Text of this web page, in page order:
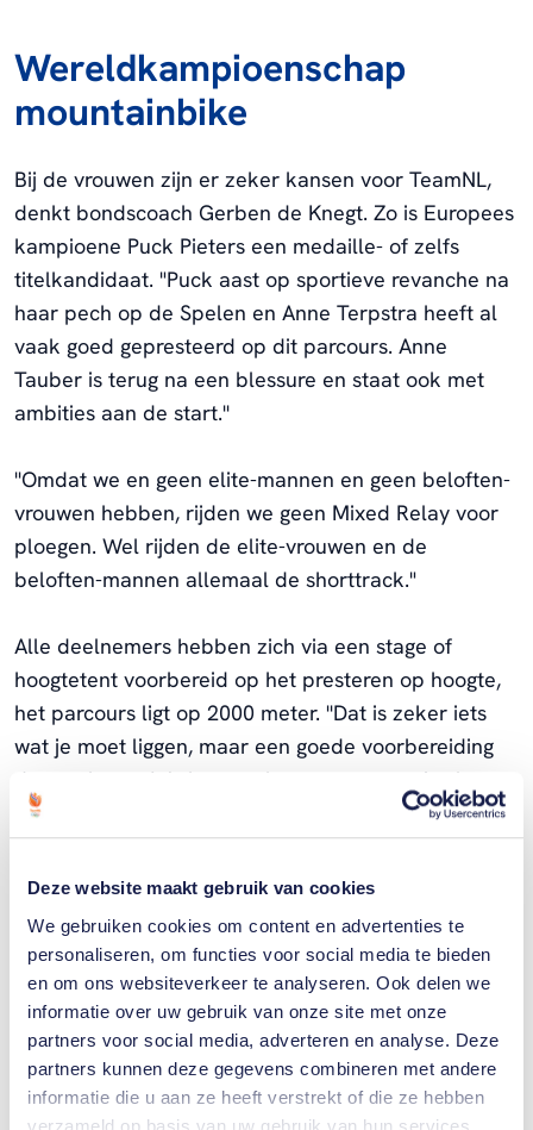
Deze website maakt gebruik van cookies
We gebruiken cookies om content en advertenties te
personaliseren, om functies voor social media te bieden
en om ons websiteverkeer te analyseren. Ook delen we
informatie over uw gebruik van onze site met onze
partners voor social media, adverteren en analyse. Deze
partners kunnen deze gegevens combineren met andere
informatie die u aan ze heeft verstrekt of die ze hebben
verzameld op basis van uw gebruik van hun services.
Wereldkampioenschap
mountainbike
Bij de vrouwen zijn er zeker kansen voor TeamNL,
denkt bondscoach Gerben de Knegt. Zo is Europees
kampioene Puck Pieters een medaille- of zelfs
titelkandidaat. "Puck aast op sportieve revanche na
haar pech op de Spelen en Anne Terpstra heeft al
vaak goed gepresteerd op dit parcours. Anne
Tauber is terug na een blessure en staat ook met
ambities aan de start.''
''Omdat we en geen elite-mannen en geen beloften-
vrouwen hebben, rijden we geen Mixed Relay voor
ploegen. Wel rijden de elite-vrouwen en de
beloften-mannen allemaal de shorttrack."
Alle deelnemers hebben zich via een stage of
hoogtetent voorbereid op het presteren op hoogte,
het parcours ligt op 2000 meter. ''Dat is zeker iets
wat je moet liggen, maar een goede voorbereiding
doet ook wat. We kennen het parcours, er is al
eerder een WK gereden en de wereldbeker doet
Andorra ook vaak aan. Dus we weten waar we staan
op deze ronde en kunnen met ambitie naar dit WK
uitkijken.''